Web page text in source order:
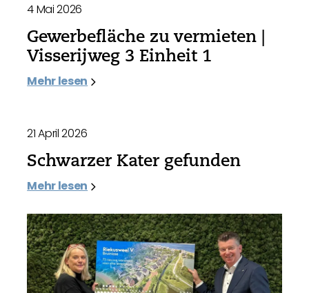
4 Mai 2026
Gewerbefläche zu vermieten |
Visserijweg 3 Einheit 1
Mehr lesen
21 April 2026
Schwarzer Kater gefunden
Mehr lesen